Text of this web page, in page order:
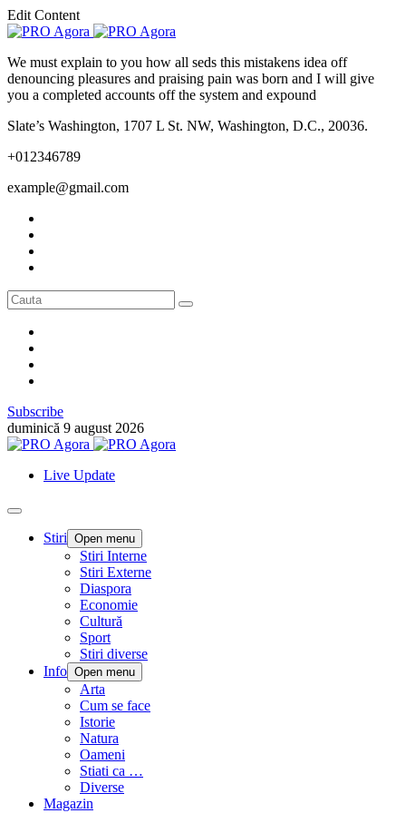
Edit Content
We must explain to you how all seds this mistakens idea off
denouncing pleasures and praising pain was born and I will give
you a completed accounts off the system and expound
Slate’s Washington, 1707 L St. NW, Washington, D.C., 20036.
+012346789
example@gmail.com
Subscribe
duminică 9 august 2026
Live Update
Stiri Open menu
Stiri Interne
Stiri Externe
Diaspora
Economie
Cultură
Sport
Stiri diverse
Info Open menu
Arta
Cum se face
Istorie
Natura
Oameni
Stiati ca …
Diverse
Magazin